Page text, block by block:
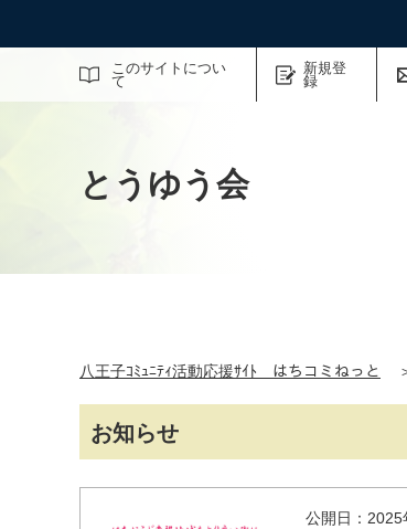
このサイトについ
て
新規登
録
サイト内検索
とうゆう会
八王子ｺﾐｭﾆﾃｨ活動応援ｻｲﾄ はちコミねっと
お知らせ
公開日：2025